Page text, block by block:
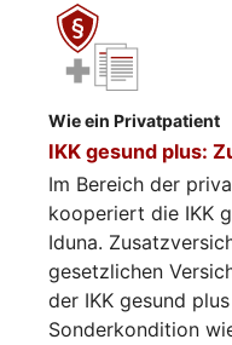
Wie ein Privatpatient
IKK gesund plus:
Im Bereich der
kooperiert die IKK
Iduna.
gesetzlichen
der IKK gesund
Sonderkondition